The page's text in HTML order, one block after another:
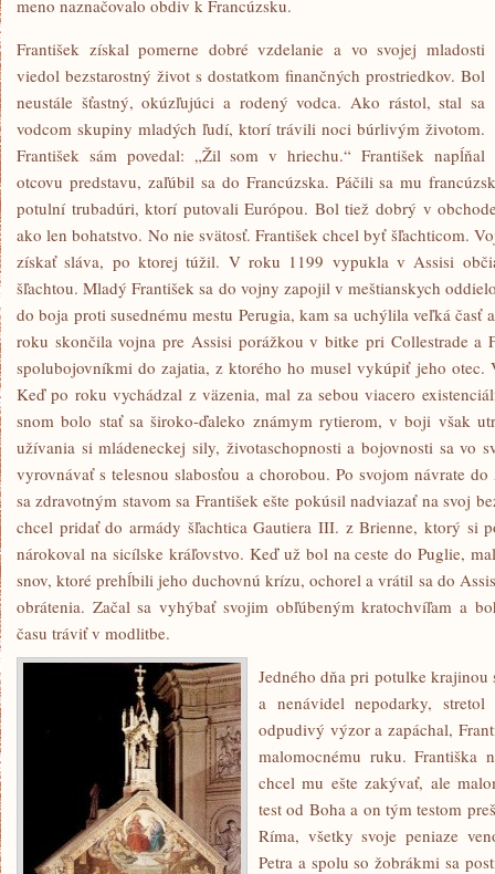
meno naznačovalo obdiv k Francúzsku.
František získal pomerne dobré vzdelanie a vo svojej mladosti
viedol bezstarostný život s dostatkom finančných prostriedkov. Bol
neustále šťastný, okúzľujúci a rodený vodca. Ako rástol, stal sa
vodcom skupiny mladých ľudí, ktorí trávili noci búrlivým životom.
František sám povedal: „Žil som v hriechu.“ František napĺňal
otcovu predstavu, zaľúbil sa do Francúzska. Páčili sa mu
potulní trubadúri, ktorí putovali Európou. Bol tiež dobrý v
ako len bohatstvo. No nie svätosť. František chcel byť šľachticom.
získať sláva, po ktorej túžil. V roku 1199 vypukla v Assisi
šľachtou. Mladý František sa do vojny zapojil v meštianskych
do boja proti susednému mestu Perugia, kam sa uchýlila veľká časť
roku skončila vojna pre Assisi porážkou v bitke pri Collestrade a
spolubojovníkmi do zajatia, z ktorého ho musel vykúpiť jeho otec.
Keď po roku vychádzal z väzenia, mal za sebou viacero
snom bolo stať sa široko-ďaleko známym rytierom, v boji však
užívania si mládeneckej sily, životaschopnosti a bojovnosti sa vo
vyrovnávať s telesnou slabosťou a chorobou. Po svojom návrate
sa zdravotným stavom sa František ešte pokúsil nadviazať na svoj
chcel pridať do armády šľachtica Gautiera III. z Brienne, ktorý si
nárokoval na sicílske kráľovstvo. Keď už bol na ceste do Puglie,
snov, ktoré prehĺbili jeho duchovnú krízu, ochorel a vrátil sa do
obrátenia. Začal sa vyhýbať svojim obľúbeným kratochvíľam a
času tráviť v modlitbe.
Jedného dňa pri potulke
a nenávidel nepodarky,
odpudivý výzor a zapáchal,
malomocnému ruku. Františka
chcel mu ešte zakývať, ale
test od Boha a on tým testom
Ríma, všetky svoje peniaze
Petra a spolu so žobrákmi sa